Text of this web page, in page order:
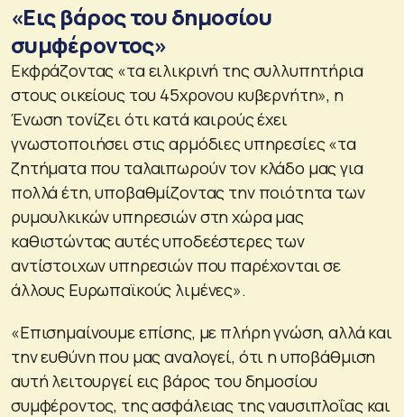
«Εις βάρος του δημοσίου
συμφέροντος»
Εκφράζοντας «τα ειλικρινή της συλλυπητήρια
στους οικείους του 45χρονου κυβερνήτη», η
Ένωση τονίζει ότι κατά καιρούς έχει
γνωστοποιήσει στις αρμόδιες υπηρεσίες «τα
ζητήματα που ταλαιπωρούν τον κλάδο μας για
πολλά έτη, υποβαθμίζοντας την ποιότητα των
ρυμουλκικών υπηρεσιών στη χώρα μας
καθιστώντας αυτές υποδεέστερες των
αντίστοιχων υπηρεσιών που παρέχονται σε
άλλους Ευρωπαϊκούς λιμένες».
«Επισημαίνουμε επίσης, με πλήρη γνώση, αλλά και
την ευθύνη που μας αναλογεί, ότι η υποβάθμιση
αυτή λειτουργεί εις βάρος του δημοσίου
συμφέροντος, της ασφάλειας της ναυσιπλοΐας και